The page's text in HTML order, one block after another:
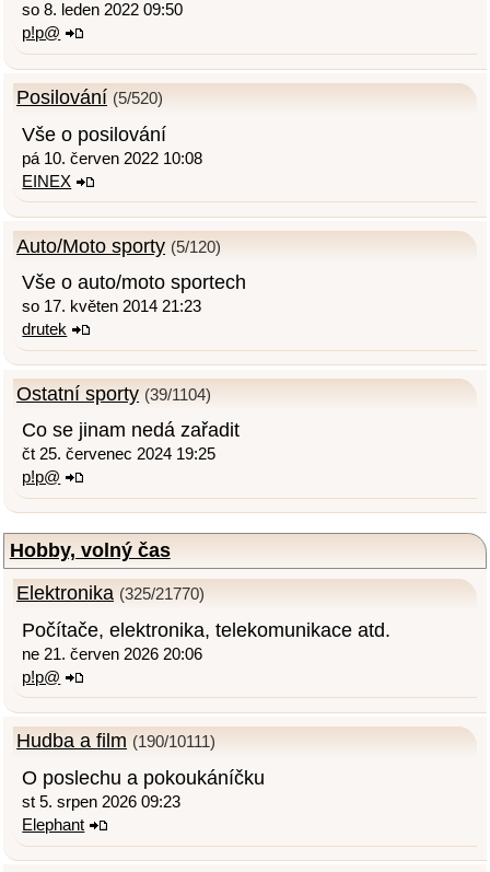
so 8. leden 2022 09:50
p!p@
Posilování (5/520)
Vše o posilování
pá 10. červen 2022 10:08
EINEX
Auto/Moto sporty (5/120)
Vše o auto/moto sportech
so 17. květen 2014 21:23
drutek
Ostatní sporty (39/1104)
Co se jinam nedá zařadit
čt 25. červenec 2024 19:25
p!p@
Hobby, volný čas
Elektronika (325/21770)
Počítače, elektronika, telekomunikace atd.
ne 21. červen 2026 20:06
p!p@
Hudba a film (190/10111)
O poslechu a pokoukáníčku
st 5. srpen 2026 09:23
Elephant